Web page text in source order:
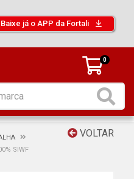
Baixe já o APP da Fortali
0
VOLTAR
SIWF